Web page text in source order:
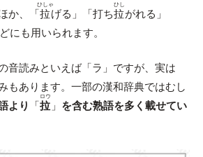
か、「拉
ひしゃ
げる」「打ち拉
ひし
がれる」
にも用いられます。
音読みといえば「ラ」ですが、実は
もあります。一部の漢和辞典ではむし
より 「拉
ロウ
」 を含む熟語を多く載せてい